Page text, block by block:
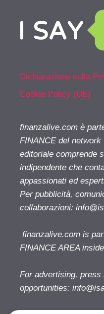
Dichiarazione sulla
Cookie Policy (UE)
finanzalive.com è
FINANCE del
editoriale comprende
indipendente che
appassionati ed
Per pubblicità,
collaborazioni:
finanzalive.com is
FINANCE AREA
For advertising, press
opportunities: